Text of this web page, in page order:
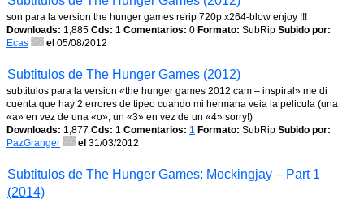
son para la version the hunger games rerip 720p x264-blow enjoy !!!
Downloads: 1,885 Cds: 1 Comentarios: 0 Formato: SubRip Subido por:
Ecas
el 05/08/2012
Subtitulos de The Hunger Games (2012)
subtitulos para la version «the hunger games 2012 cam – inspiral» me di
cuenta que hay 2 errores de tipeo cuando mi hermana veia la pelicula (una
«a» en vez de una «o», un «3» en vez de un «4» sorry!)
Downloads: 1,877 Cds: 1 Comentarios: 1 Formato: SubRip Subido por:
PazGranger
el 31/03/2012
Subtitulos de The Hunger Games: Mockingjay – Part 1
(2014)